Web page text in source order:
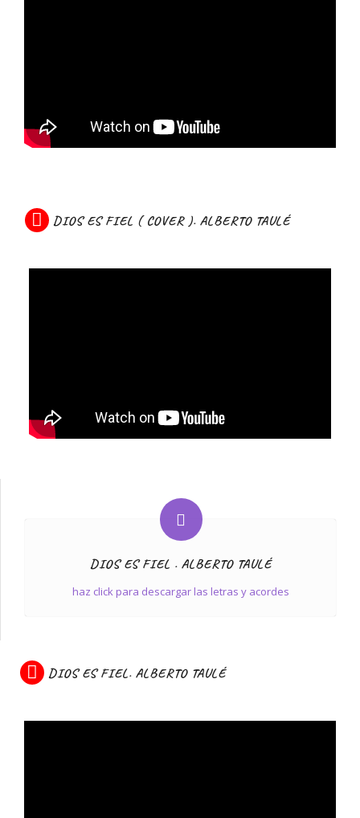
DIOS ES FIEL ( COVER ). ALBERTO TAULÉ
DIOS ES FIEL . ALBERTO TAULÉ
haz click para descargar las letras y acordes
DIOS ES FIEL. ALBERTO TAULÉ